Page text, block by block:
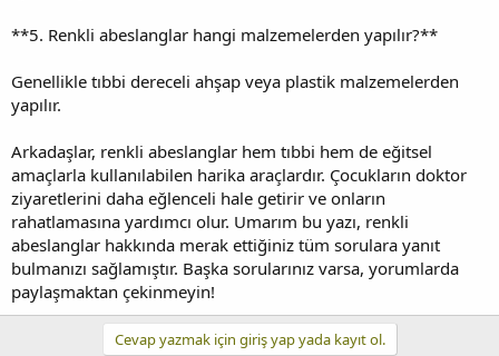
**5. Renkli abeslanglar hangi malzemelerden yapılır?**
Genellikle tıbbi dereceli ahşap veya plastik malzemelerden
yapılır.
Arkadaşlar, renkli abeslanglar hem tıbbi hem de eğitsel
amaçlarla kullanılabilen harika araçlardır. Çocukların doktor
ziyaretlerini daha eğlenceli hale getirir ve onların
rahatlamasına yardımcı olur. Umarım bu yazı, renkli
abeslanglar hakkında merak ettiğiniz tüm sorulara yanıt
bulmanızı sağlamıştır. Başka sorularınız varsa, yorumlarda
paylaşmaktan çekinmeyin!
Cevap yazmak için giriş yap yada kayıt ol.